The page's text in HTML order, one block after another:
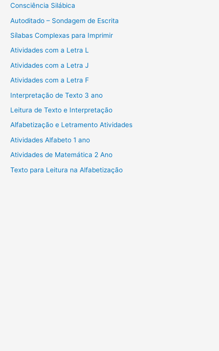
Consciência Silábica
Autoditado – Sondagem de Escrita
Sílabas Complexas para Imprimir
Atividades com a Letra L
Atividades com a Letra J
Atividades com a Letra F
Interpretação de Texto 3 ano
Leitura de Texto e Interpretação
Alfabetização e Letramento Atividades
Atividades Alfabeto 1 ano
Atividades de Matemática 2 Ano
Texto para Leitura na Alfabetização